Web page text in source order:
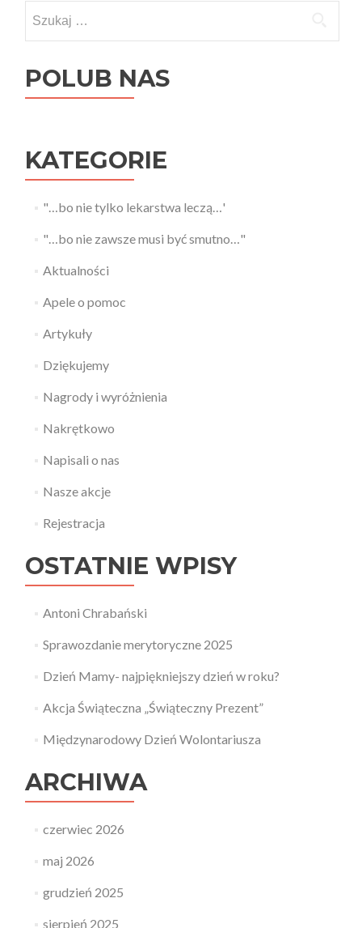
POLUB NAS
KATEGORIE
"…bo nie tylko lekarstwa leczą…'
"…bo nie zawsze musi być smutno…"
Aktualności
Apele o pomoc
Artykuły
Dziękujemy
Nagrody i wyróżnienia
Nakrętkowo
Napisali o nas
Nasze akcje
Rejestracja
OSTATNIE WPISY
Antoni Chrabański
Sprawozdanie merytoryczne 2025
Dzień Mamy- najpiękniejszy dzień w roku?
Akcja Świąteczna „Świąteczny Prezent”
Międzynarodowy Dzień Wolontariusza
ARCHIWA
czerwiec 2026
maj 2026
grudzień 2025
sierpień 2025